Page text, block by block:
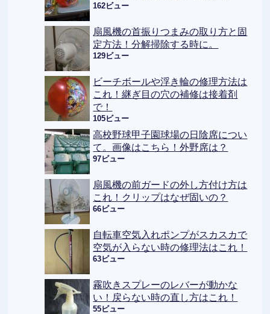
162ビュー
扇風機の首振りつまみの取り方と固
定方法！分解掃除する時に。
129ビュー
ビーチボールや浮き輪の修理方法は
これ！継ぎ目の穴の補修は接着剤
で！
105ビュー
高校野球甲子園球場の日陰席につい
て。画像はこちら！外野席は？
97ビュー
扇風機の前ガードの外し方付け方は
これ！クリップはなぜ固いの？
66ビュー
自転車空気入れポンプがスカスカで
空気が入らない時の修理法はこれ！
63ビュー
霧吹きスプレーのレバーが動かな
い！戻らない時の直し方はこれ！
55ビュー